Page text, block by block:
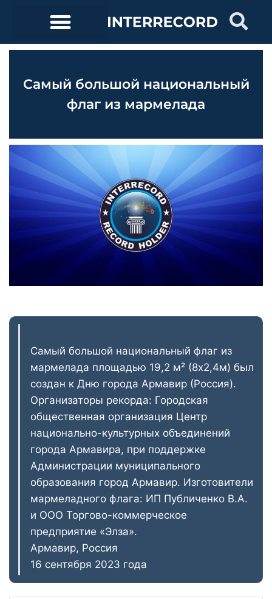
Самый большой национальный
флаг из мармелада
Самый большой национальный флаг из
мармелада площадью 19,2 м² (8х2,4м) был
создан к Дню города Армавир (Россия).
Организаторы рекорда: Городская
общественная организация Центр
национально-культурных объединений
города Армавира, при поддержке
Администрации муниципального
образования город Армавир. Изготовители
мармеладного флага: ИП Публиченко В.А.
и ООО Торгово-коммерческое
предприятие «Элза».
Армавир, Россия
16 сентября 2023 года